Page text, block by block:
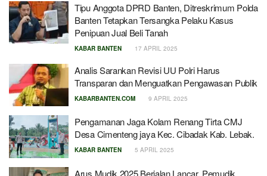
Tipu Anggota DPRD Banten, Ditreskrimum Polda
Banten Tetapkan Tersangka Pelaku Kasus
Penipuan Jual Beli Tanah
KABAR BANTEN 17 APRIL 2025
Analis Sarankan Revisi UU Polri Harus
Transparan dan Menguatkan Pengawasan Publik
KABARBANTEN.COM 9 APRIL 2025
Pengamanan Jaga Kolam Renang Tirta CMJ
Desa Cimenteng jaya Kec. Cibadak Kab. Lebak.
KABAR BANTEN 5 APRIL 2025
Arus Mudik 2025 Berjalan Lancar, Pemudik